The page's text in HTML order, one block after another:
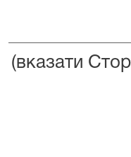
(вказати